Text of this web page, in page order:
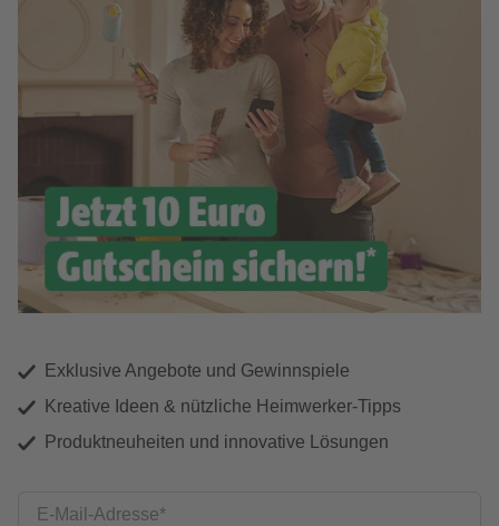
Exklusive Angebote und Gewinnspiele
Kreative Ideen & nützliche Heimwerker-Tipps
Produktneuheiten und innovative Lösungen
E-Mail-Adresse